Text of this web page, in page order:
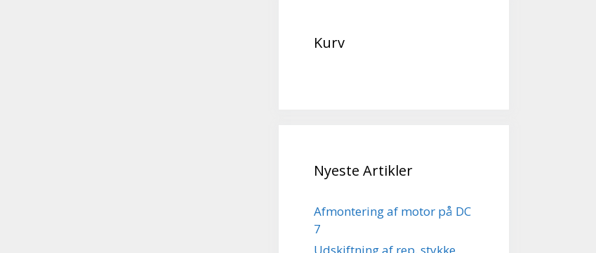
Kurv
Nyeste Artikler
Afmontering af motor på DC
7